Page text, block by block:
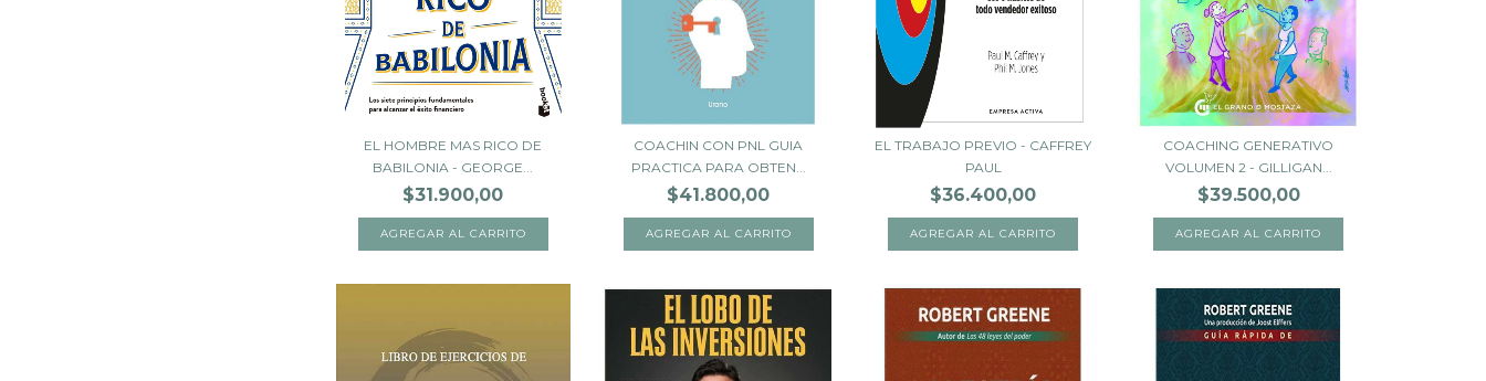
EL HOMBRE MAS RICO DE
BABILONIA - GEORGE...
$31.900,00
COACHIN CON PNL GUIA
PRACTICA PARA OBTEN...
$41.800,00
EL TRABAJO PREVIO - CAFFREY
PAUL
$36.400,00
COACHING GENERATIVO
VOLUMEN 2 - GILLIGAN...
$39.500,00